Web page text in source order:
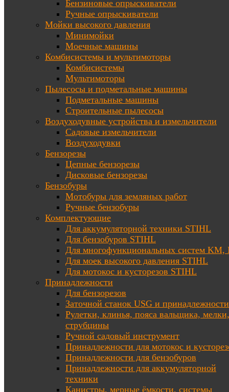
Бензиновые опрыскиватели
Ручные опрыскиватели
Мойки высокого давления
Минимойки
Моечные машины
Комбисистемы и мультимоторы
Комбисистемы
Мультимоторы
Пылесосы и подметальные машины
Подметальные машины
Строительные пылесосы
Воздуходувные устройства и измельчители
Садовые измельчители
Воздуходувки
Бензорезы
Цепные бензорезы
Дисковые бензорезы
Бензобуры
Мотобуры для земляных работ
Ручные бензобуры
Комплектующие
Для аккумуляторной техники STIHL
Для бензобуров STIHL
Для многофункциональных систем KM,
Для моек высокого давления STIHL
Для мотокос и кусторезов STIHL
Принадлежности
Для бензорезов
Заточной станок USG и принадлежности
Рулетки, клинья, пояса вальщика, мелки,
струбцины
Ручной садовый инструмент
Принадлежности для мотокос и
Принадлежности для бензобуров
Принадлежности для аккумуляторной
техники
Канистры, мерные ёмкости, системы